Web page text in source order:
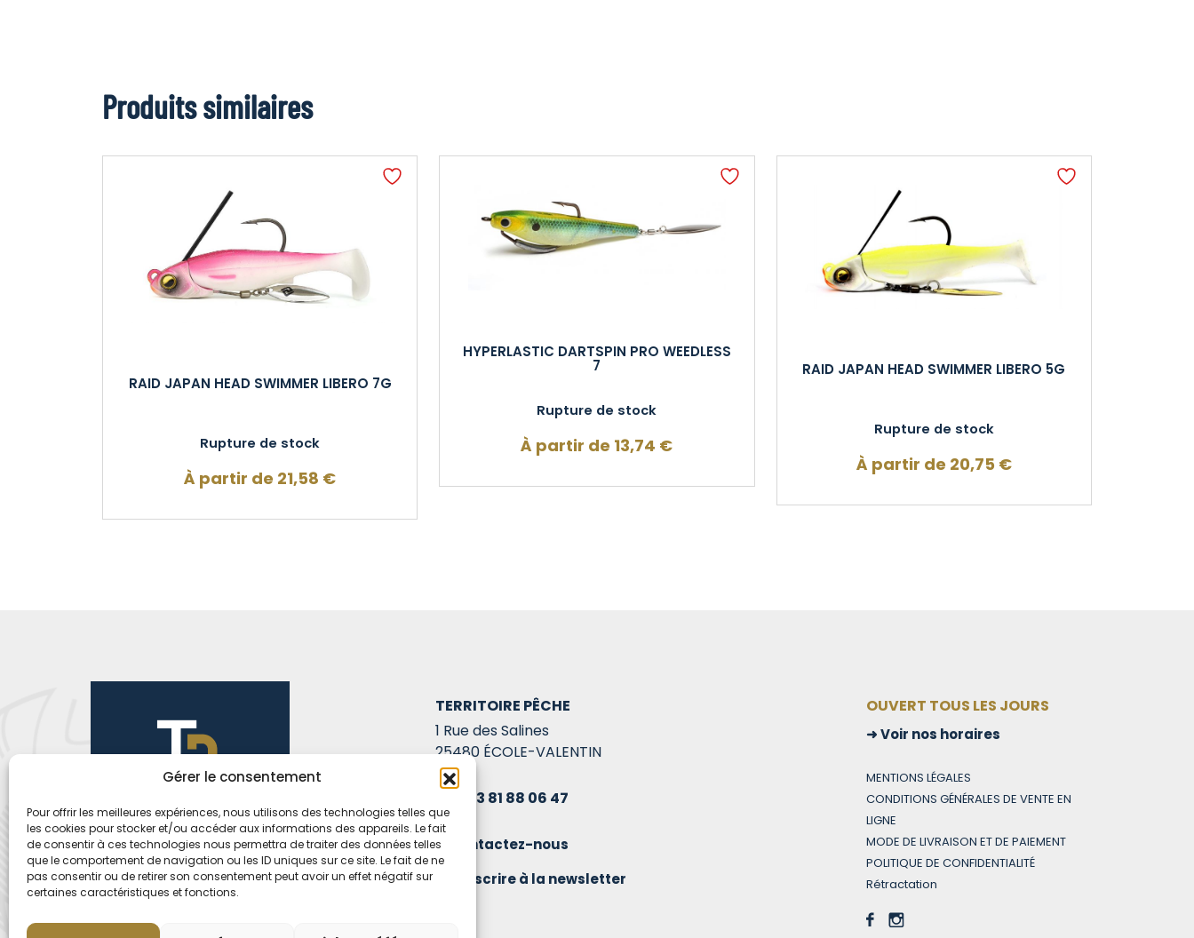
Gérer le consentement
Pour offrir les meilleures expériences, nous utilisons des technologies telles que
les cookies pour stocker et/ou accéder aux informations des appareils. Le fait
de consentir à ces technologies nous permettra de traiter des données telles
que le comportement de navigation ou les ID uniques sur ce site. Le fait de ne
pas consentir ou de retirer son consentement peut avoir un effet négatif sur
certaines caractéristiques et fonctions.
Produits similaires
RAID JAPAN HEAD SWIMMER LIBERO 7G
Rupture de stock
À partir de 21,58 €
HYPERLASTIC DARTSPIN PRO WEEDLESS
7
Rupture de stock
À partir de 13,74 €
RAID JAPAN HEAD SWIMMER LIBERO 5G
Rupture de stock
À partir de 20,75 €
TERRITOIRE PÊCHE
1 Rue des Salines
25480 ÉCOLE-VALENTIN
03 81 88 06 47
Contactez-nous
S'inscrire à la newsletter
OUVERT TOUS LES JOURS
Voir nos horaires
MENTIONS LÉGALES
CONDITIONS GÉNÉRALES DE VENTE EN
LIGNE
MODE DE LIVRAISON ET DE PAIEMENT
POLITIQUE DE CONFIDENTIALITÉ
Rétractation